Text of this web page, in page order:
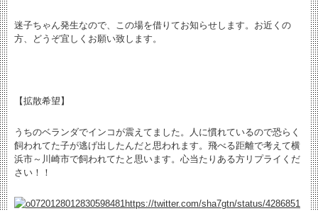
迷子ちゃん発生なので、この場を借りてお知らせします。お近くの
方、どうぞ宜しくお願い致します。
【拡散希望】
うちのベランダでインコが震えてました。人に慣れているので恐らく
飼われてた子が逃げ出したんだと思われます。飛べる距離で考えて横
浜市～川崎市で飼われてたと思います。心当たりある方リプライくだ
さい！！
https://twitter.com/sha7gtn/status/4286851